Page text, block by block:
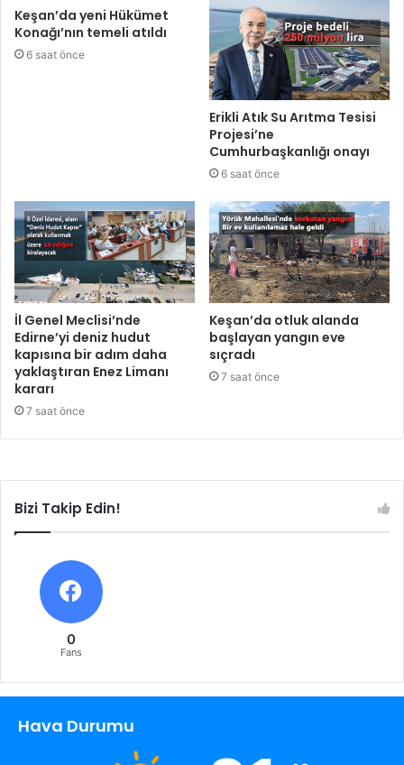
Keşan’da yeni Hükümet
Konağı’nın temeli atıldı
6 saat önce
Erikli Atık Su Arıtma Tesisi
Projesi’ne
Cumhurbaşkanlığı onayı
6 saat önce
İl Genel Meclisi’nde
Edirne’yi deniz hudut
kapısına bir adım daha
yaklaştıran Enez Limanı
kararı
7 saat önce
Keşan’da otluk alanda
başlayan yangın eve
sıçradı
7 saat önce
Bizi Takip Edin!
0
Fans
Hava Durumu